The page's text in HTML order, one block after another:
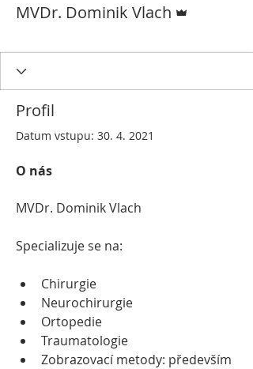
MVDr. Dominik Vlach
Profil
Datum vstupu: 30. 4. 2021
O nás
MVDr. Dominik Vlach
Specializuje se na:
Chirurgie
Neurochirurgie
Ortopedie
Traumatologie
Zobrazovací metody: především